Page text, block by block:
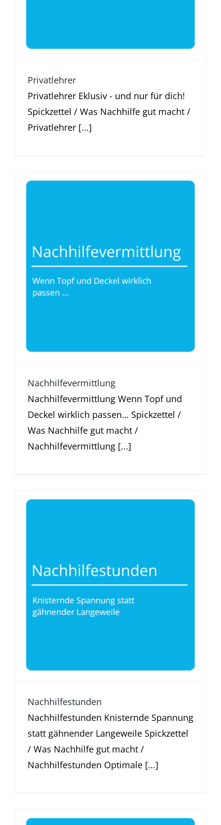
Privatlehrer
Privatlehrer Eklusiv - und nur für dich!
Spickzettel / Was Nachhilfe gut macht /
Privatlehrer [...]
Was Nachhilfe gut macht
Nachhilfevermittlung
Nachhilfe­vermittlung Wenn Topf und
Deckel wirklich passen… Spickzettel /
Was Nachhilfe gut macht /
Nachhilfevermittlung [...]
Was Nachhilfe gut macht
Nachhilfestunden
Nachhilfestunden Knisternde Spannung
statt gähnender Langeweile Spickzettel
/ Was Nachhilfe gut macht /
Nachhilfestunden Optimale [...]